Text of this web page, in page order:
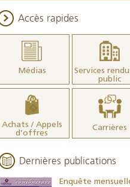
Accès rapides
Médias
Services
public
Achats / Appels
d’offres
Carrières
Dernières publications
Enquête